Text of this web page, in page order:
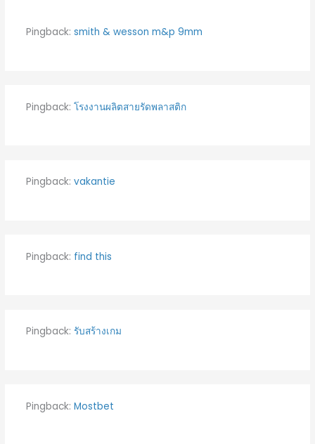
Pingback: smith & wesson m&p 9mm
Pingback: โรงงานผลิตสายรัดพลาสติก
Pingback: vakantie
Pingback: find this
Pingback: รับสร้างเกม
Pingback: Mostbet